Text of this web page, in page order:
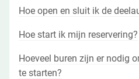
Hoe open en sluit ik de
Hoe start ik mijn reservering?
Hoeveel buren zijn er nodig
te starten?